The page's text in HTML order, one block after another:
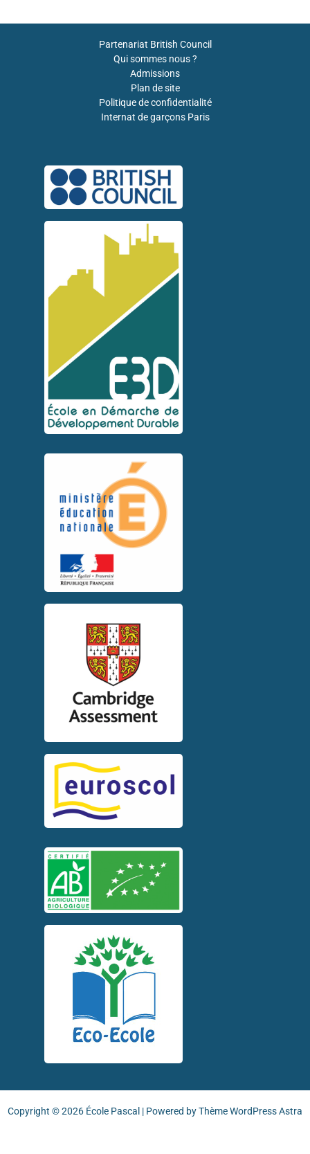
Partenariat British Council
Qui sommes nous ?
Admissions
Plan de site
Politique de confidentialité
Internat de garçons Paris
Copyright © 2026 École Pascal | Powered byThème WordPress Astra